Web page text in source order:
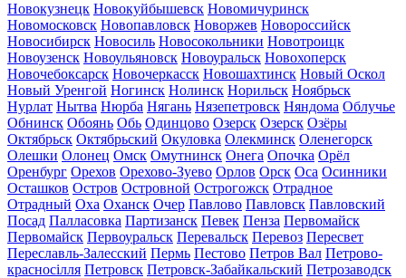
Новокузнецк Новокуйбышевск Новомичуринск
Новомосковск Новопавловск Новоржев Новороссийск
Новосибирск Новосиль Новосокольники Новотроицк
Новоузенск Новоульяновск Новоуральск Новохоперск
Новочебоксарск Новочеркасск Новошахтинск Новый Оскол
Новый Уренгой Ногинск Нолинск Норильск Ноябрьск
Нурлат Нытва Нюрба Нягань Нязепетровск Няндома Облучье
Обнинск Обоянь Обь Одинцово Озерск Озерск Озёры
Октябрьск Октябрьский Окуловка Олекминск Оленегорск
Олешки Олонец Омск Омутнинск Онега Опочка Орёл
Оренбург Орехов Орехово-Зуево Орлов Орск Оса Осинники
Осташков Остров Островной Острогожск Отрадное
Отрадный Оха Оханск Очер Павлово Павловск Павловский
Посад Палласовка Партизанск Певек Пенза Первомайск
Первомайск Первоуральск Перевальск Перевоз Пересвет
Переславль-Залесский Пермь Пестово Петров Вал Петрово-
красносілля Петровск Петровск-Забайкальский Петрозаводск